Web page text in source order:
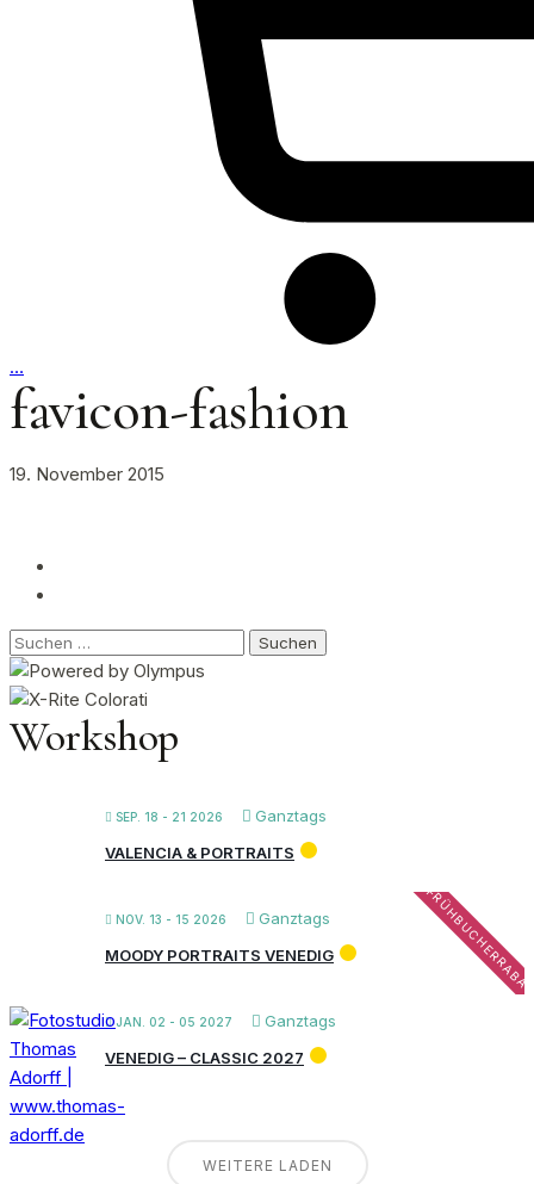
…
favicon-fashion
19. November 2015
Suchen
nach:
Workshop
SEP. 18 - 21 2026
Ganztags
VALENCIA & PORTRAITS
NOV. 13 - 15 2026 Ganztags
MOODY PORTRAITS VENEDIG
JAN. 02 - 05 2027
Ganztags
VENEDIG – CLASSIC 2027
WEITERE LADEN